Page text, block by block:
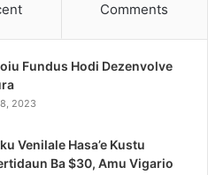
Comments
Fundus Hodi Dezenvolve
2023
Venilale Hasa’e Kustu
Ba $30, Amu Vigario